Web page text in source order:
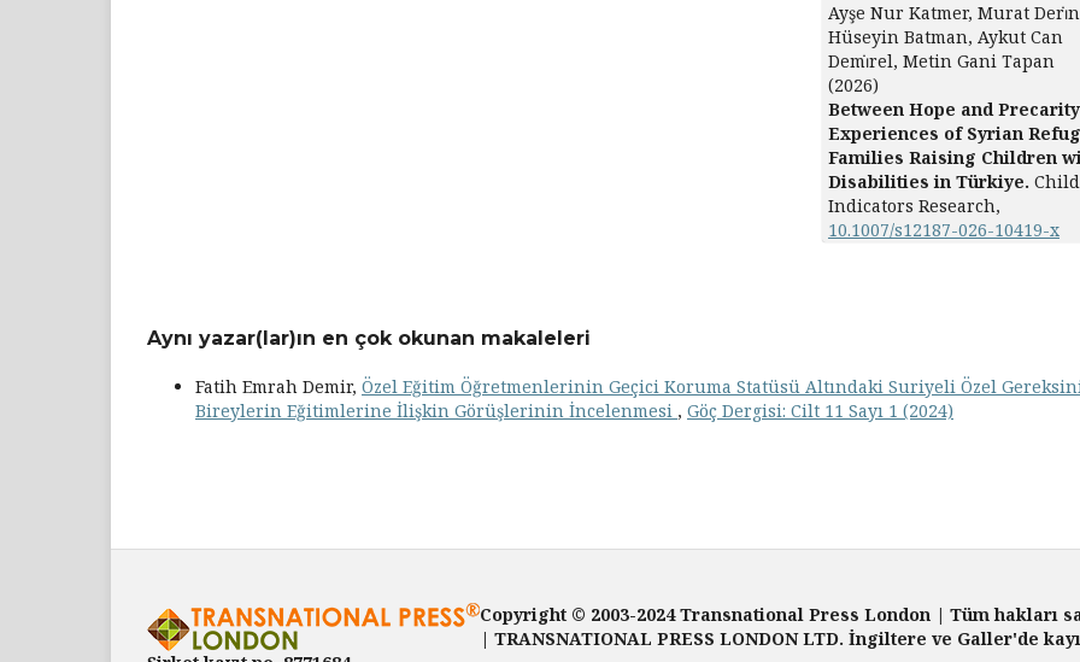
Ayşe Nur Katmer, Murat
Hüseyin Batman, Aykut Can
Demi̇rel, Metin Gani Tapan
(2026)
Between Hope and
Experiences of Syrian
Families Raising Children
Disabilities in Türkiye. Child
Indicators Research,
10.1007/s12187-026-10419-x
Aynı yazar(lar)ın en çok okunan makaleleri
Fatih Emrah Demir, Özel Eğitim Öğretmenlerinin Geçici Koruma Statüsü Altındaki Suriyeli Özel
Bireylerin Eğitimlerine İlişkin Görüşlerinin İncelenmesi , Göç Dergisi: Cilt 11 Sayı 1 (2024)
Copyright © 2003-2024 Transnational Press London | Tüm hakları
| TRANSNATIONAL PRESS LONDON LTD. İngiltere ve Galler'de